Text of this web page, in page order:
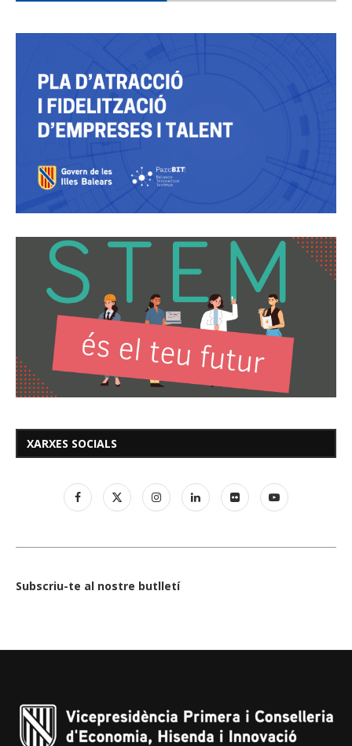
XARXES SOCIALS
Subscriu-te al nostre butlletí